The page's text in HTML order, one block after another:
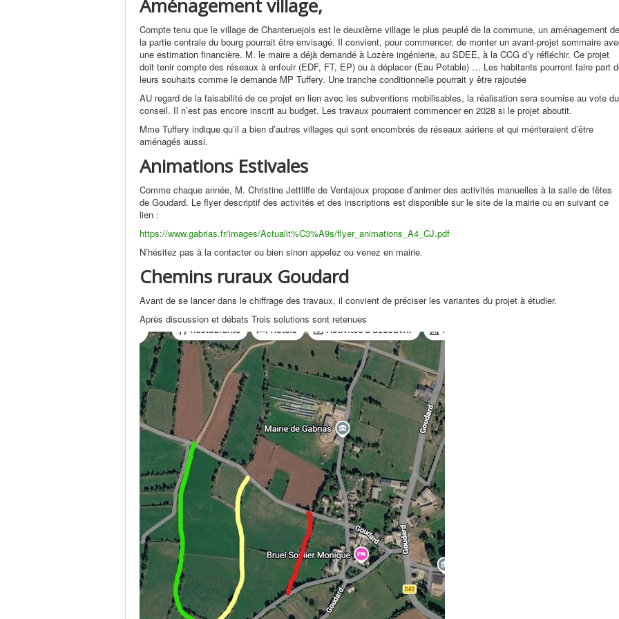
Aménagement village,
Compte tenu que le village de Chanteruejols est le deuxième village le plus peuplé de la commune, un aménagement de
la partie centrale du bourg pourrait être envisagé. Il convient, pour commencer, de monter un avant-projet sommaire
une estimation financière. M. le maire a déjà demandé à Lozère ingénierie, au SDEE, à la CCG d’y réfléchir. Ce projet
doit tenir compte des réseaux à enfouir (EDF, FT, EP) ou à déplacer (Eau Potable) … Les habitants pourront faire part
leurs souhaits comme le demande MP Tuffery. Une tranche conditionnelle pourrait y être rajoutée
AU regard de la faisabilité de ce projet en lien avec les subventions mobilisables, la réalisation sera soumise au vote du
conseil. Il n’est pas encore inscrit au budget. Les travaux pourraient commencer en 2028 si le projet aboutit.
Mme Tuffery indique qu’il a bien d’autres villages qui sont encombrés de réseaux aériens et qui mériteraient d’être
aménagés aussi.
Animations Estivales
Comme chaque année, M. Christine Jettliffe de Ventajoux propose d’animer des activités manuelles à la salle de fêtes
de Goudard. Le flyer descriptif des activités et des inscriptions est disponible sur le site de la mairie ou en suivant ce
lien :
https://www.gabrias.fr/images/Actualit%C3%A9s/flyer_animations_A4_CJ.pdf
N’hésitez pas à la contacter ou bien sinon appelez ou venez en mairie.
Chemins ruraux Goudard
Avant de se lancer dans le chiffrage des travaux, il convient de préciser les variantes du projet à étudier.
Après discussion et débats Trois solutions sont retenues